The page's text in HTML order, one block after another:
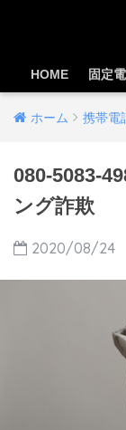
HOME 固定
ホーム 携帯電
080-5083-
ング詐欺
2020/08/24